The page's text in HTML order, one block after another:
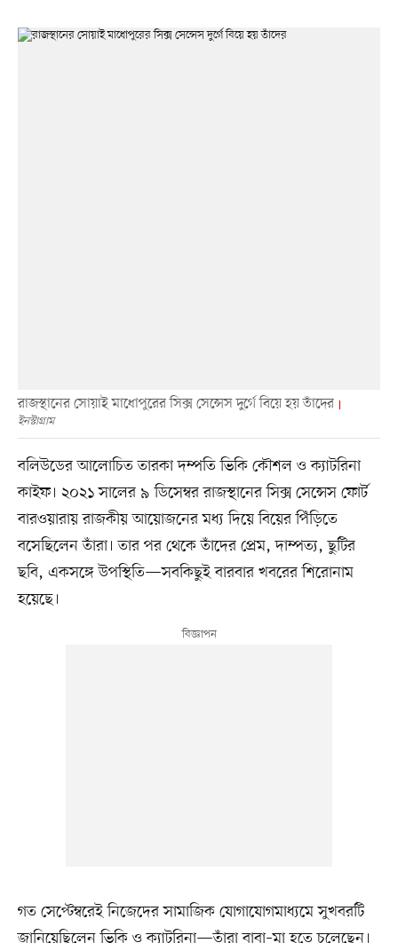
রাজস্থানের সোয়াই মাধোপুরের সিক্স সেন্সেস দুর্গে বিয়ে হয় তাঁদের
ইনস্টাগ্রাম
বলিউডের আলোচিত তারকা দম্পতি ভিকি কৌশল ও ক্যাটরিনা
কাইফ। ২০২১ সালের ৯ ডিসেম্বর রাজস্থানের সিক্স সেন্সেস ফোর্ট
বারওয়ারায় রাজকীয় আয়োজনের মধ্য দিয়ে বিয়ের পিঁড়িতে
বসেছিলেন তাঁরা। তার পর থেকে তাঁদের প্রেম, দাম্পত্য, ছুটির
ছবি, একসঙ্গে উপস্থিতি—সবকিছুই বারবার খবরের শিরোনাম
হয়েছে।
গত সেপ্টেম্বরেই নিজেদের সামাজিক যোগাযোগমাধ্যমে সুখবরটি
জানিয়েছিলেন ভিকি ও ক্যাটরিনা—তাঁরা বাবা–মা হতে চলেছেন।